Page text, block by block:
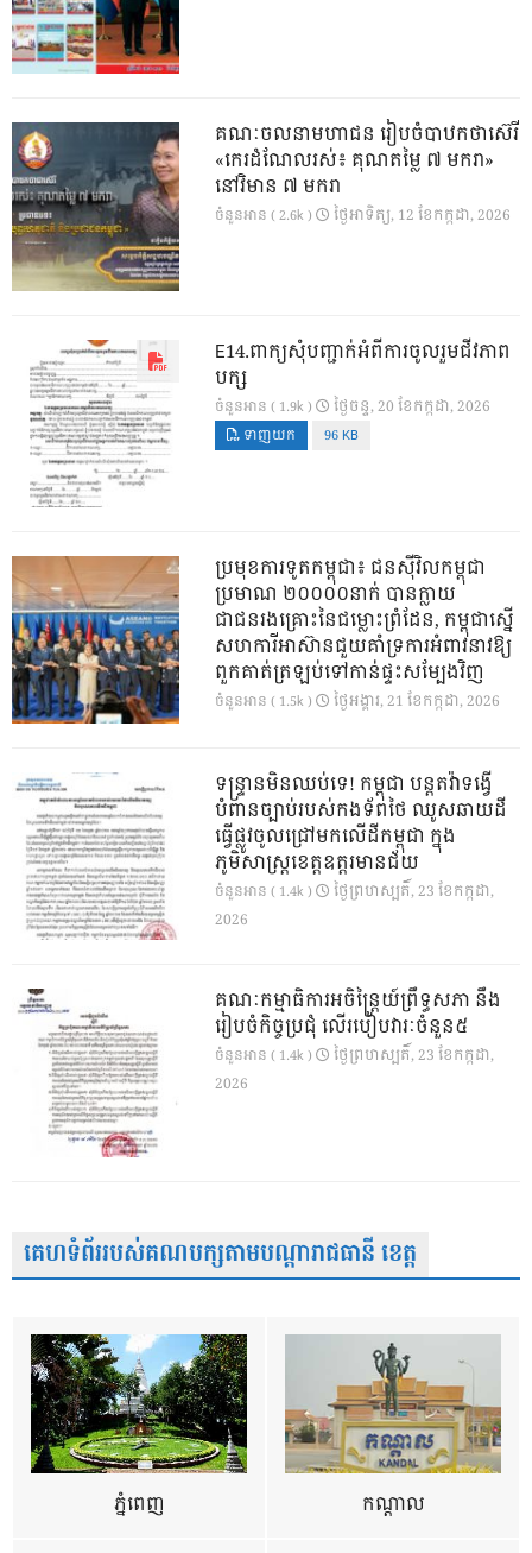
គណៈចលនាមហាជន រៀបចំបាឋកថាស៊េរី
«កេរដំណែលរស់៖ គុណតម្លៃ ៧ មករា»
នៅវិមាន ៧ មករា
ចំនួនអាន ( 2.6k ) ថ្ងៃ​អាទិត្យ, 12 ខែ​កក្កដា, 2026
E14.ពាក្យសុំបញ្ជាក់អំពីការចូលរួមជីវភាព
បក្ស
ចំនួនអាន ( 1.9k ) ថ្ងៃ​ចន្ទ, 20 ខែ​កក្កដា, 2026
ទាញយក 96 KB
ប្រមុខការទូតកម្ពុជា៖ ជនស៊ីវិលកម្ពុជា
ប្រមាណ ២០០០០នាក់ បានក្លាយ
ជាជនរងគ្រោះនៃជម្លោះព្រំដែន, កម្ពុជាស្នើ
សហការីអាស៊ានជួយគាំទ្រការអំពាវនាវឱ្យ
ពួកគាត់ត្រឡប់ទៅកាន់ផ្ទះសម្បែងវិញ
ចំនួនអាន ( 1.5k ) ថ្ងៃ​អង្គារ, 21 ខែ​កក្កដា, 2026
ទន្ទ្រានមិនឈប់ទេ! កម្ពុជា បន្តតវ៉ាទង្វើ
បំពានច្បាប់របស់កងទ័ពថៃ ឈូសឆាយដី
ធ្វើផ្លូវចូលជ្រៅមកលើដីកម្ពុជា ក្នុង
ភូមិសាស្ត្រខេត្តឧត្តរមានជ័យ
ចំនួនអាន ( 1.4k )
ថ្ងៃ​ព្រហស្បតិ៍, 23 ខែ​កក្កដា,
2026
គណៈកម្មាធិការអចិន្ត្រៃយ៍ព្រឹទ្ធសភា នឹង
រៀបចំកិច្ចប្រជុំ លើរបៀបវារៈចំនួន៥
ចំនួនអាន ( 1.4k )
ថ្ងៃ​ព្រហស្បតិ៍, 23 ខែ​កក្កដា,
2026
គេហទំព័ររបស់គណបក្សតាមបណ្តារាជធានី ខេត្ត
ភ្នំពេញ កណ្តាល